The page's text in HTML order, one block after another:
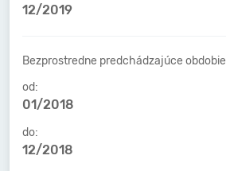
12/2019
Bezprostredne predchádzajúce obdobie
od:
01/2018
do:
12/2018